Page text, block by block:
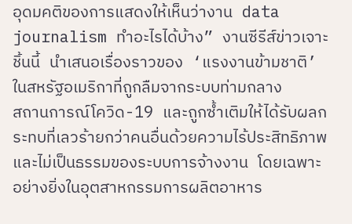
อุดมคติของการแสดงให้เห็นว่างาน data
journalism ทำอะไรได้บ้าง” งานซีรีส์ข่าวเจาะ
ชิ้นนี้ นำเสนอเรื่องราวของ ‘แรงงานข้ามชาติ’
ในสหรัฐอเมริกาที่ถูกลืมจากระบบท่ามกลาง
สถานการณ์โควิด-19 และถูกซ้ำเติมให้ได้รับผลก
ระทบที่เลวร้ายกว่าคนอื่นด้วยความไร้ประสิทธิภาพ
และไม่เป็นธรรมของระบบการจ้างงาน โดยเฉพาะ
อย่างยิ่งในอุตสาหกรรมการผลิตอาหาร